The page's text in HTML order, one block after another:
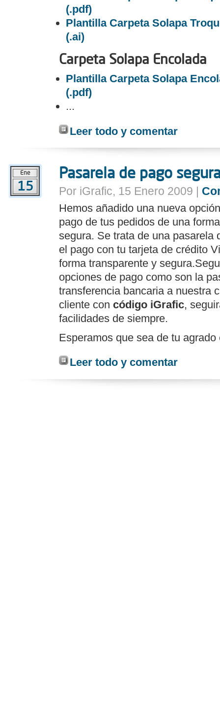
(.pdf)
Plantilla Carpeta Solapa
(.ai)
Carpeta Solapa Encolada
Plantilla Carpeta Solapa
(.pdf)
...
Leer todo y comentar
Ene
15
Pasarela de pago
Por iGrafic, 15 Enero 2009 |
Hemos añadido una nueva
pago de tus pedidos de una
segura. Se trata de una pasarela
el pago con tu tarjeta de crédito
forma transparente y
opciones de pago como son la
transferencia bancaria a nuestra
cliente con código iGrafic,
facilidades de siempre.
Esperamos que sea de tu
Leer todo y comentar